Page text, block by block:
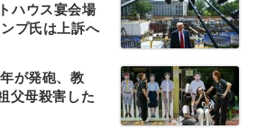
ハウス宴会場
プ氏は上訴へ
が発砲、教
父母殺害した